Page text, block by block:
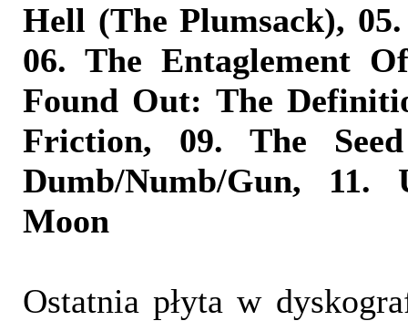
Hell (The Plumsack),
06. The Entaglement
Found Out: The
Friction, 09. The
Dumb/Numb/Gun, 11.
Moon
Ostatnia płyta w